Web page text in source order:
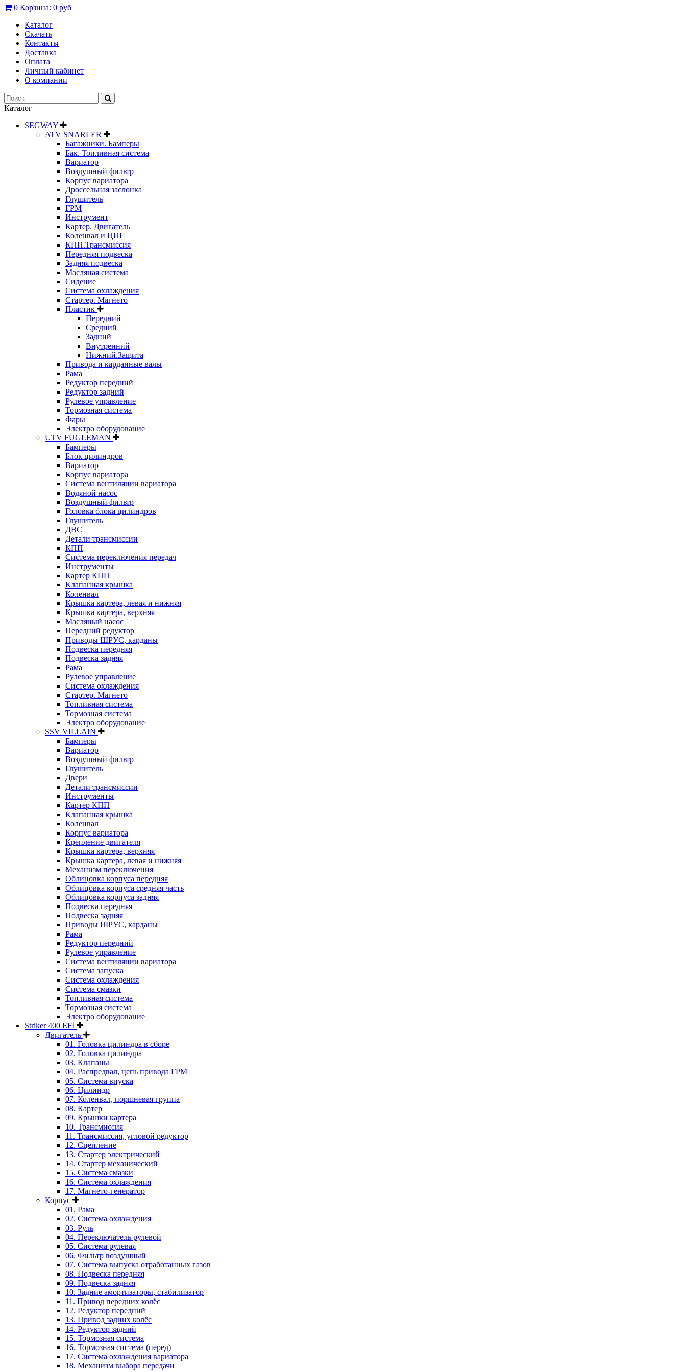
0 Корзина: 0 руб
Каталог
Скачать
Контакты
Доставка
Оплата
Личный кабинет
О компании
Каталог
SEGWAY
ATV SNARLER
Багажники. Бамперы
Бак. Топливная система
Вариатор
Воздушный фильтр
Корпус вариатора
Дроссельная заслонка
Глушитель
ГРМ
Инструмент
Картер. Двигатель
Коленвал и ЦПГ
КПП.Трансмиссия
Передняя подвеска
Задняя подвеска
Масляная система
Сидение
Система охлаждения
Стартер. Магнето
Пластик
Передний
Средний
Задний
Внутренний
Нижний.Защита
Привода и карданные валы
Рама
Редуктор передний
Редуктор задний
Рулевое управление
Тормозная система
Фары
Электро оборудование
UTV FUGLEMAN
Бамперы
Блок цилиндров
Вариатор
Корпус вариатора
Система вентиляции вариатора
Водяной насос
Воздушный фильтр
Головка блока цилиндров
Глушитель
ДВС
Детали трансмиссии
КПП
Система переключения передач
Инструменты
Картер КПП
Клапанная крышка
Коленвал
Крышка картера, левая и нижняя
Крышка картера, верхняя
Масляный насос
Передний редуктор
Приводы ШРУС, карданы
Подвеска передняя
Подвеска задняя
Рама
Рулевое управление
Система охлаждения
Стартер. Магнето
Топливная система
Тормозная система
Электро оборудование
SSV VILLAIN
Бамперы
Вариатор
Воздушный фильтр
Глушитель
Двери
Детали трансмиссии
Инструменты
Картер КПП
Клапанная крышка
Коленвал
Корпус вариатора
Крепление двигателя
Крышка картера, верхняя
Крышка картера, левая и нижняя
Механизм переключения
Облицовка корпуса передняя
Облицовка корпуса средняя часть
Облицовка корпуса задняя
Подвеска передняя
Подвеска задняя
Приводы ШРУС, карданы
Рама
Редуктор передний
Рулевое управление
Система вентиляции вариатора
Система запуска
Система охлаждения
Система смазки
Топливная система
Тормозная система
Электро оборудование
Striker 400 EFI
Двигатель
01. Головка цилиндра в сборе
02. Головка цилиндра
03. Клапаны
04. Распредвал, цепь привода ГРМ
05. Система впуска
06. Цилиндр
07. Коленвал, поршневая группа
08. Картер
09. Крышки картера
10. Трансмиссия
11. Трансмиссия, угловой редуктор
12. Сцепление
13. Стартер электрический
14. Стартер механический
15. Система смазки
16. Система охлаждения
17. Магнето-генератор
Корпус
01. Рама
02. Система охлаждения
03. Руль
04. Переключатель рулевой
05. Система рулевая
06. Фильтр воздушный
07. Система выпуска отработанных газов
08. Подвеска передняя
09. Подвеска задняя
10. Задние амортизаторы, стабилизатор
11. Привод передних колёс
12. Редуктор передний
13. Привод задних колёс
14. Редуктор задний
15. Тормозная система
16. Тормозная система (перед)
17. Система охлаждения вариатора
18. Механизм выбора передачи